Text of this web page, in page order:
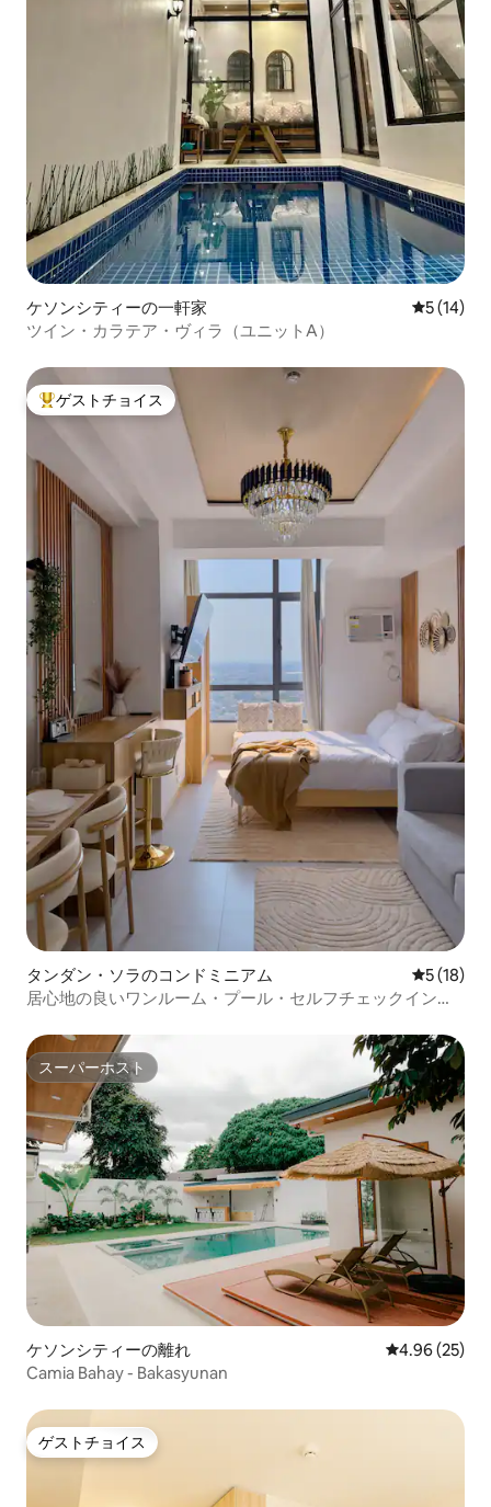
ケソンシティーの一軒家 レビュー
5 (14)
ツイン・カラテア・ヴィラ（ユニットA）
大好評のゲストチョイスです。
ゲストチョイス
タンダン・ソラのコンドミニアム レビュー
5 (18)
居心地の良いワンルーム・プール・セルフチェックイン・
スーパーホスト
スーパーホスト
ケソンシティーの離れ レビュー25
4.96 (25)
Camia Bahay - Bakasyunan
ゲストチョイス
ゲストチョイス